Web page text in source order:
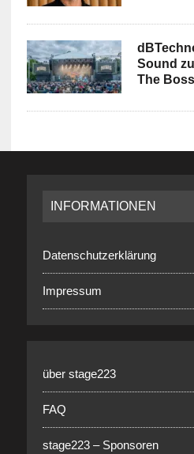
Sound
The
INFORMATIONEN
Datenschutzerklärung
Impressum
über stage223
FAQ
stage223 – Sponsoren